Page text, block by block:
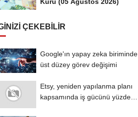
Kuru (05 Ağustos 2026)
ÇEKEBILIR
Google'ın yapay zeka biriminde
üst düzey görev değişimi
Etsy, yeniden yapılanma planı
kapsamında iş gücünü yüzde